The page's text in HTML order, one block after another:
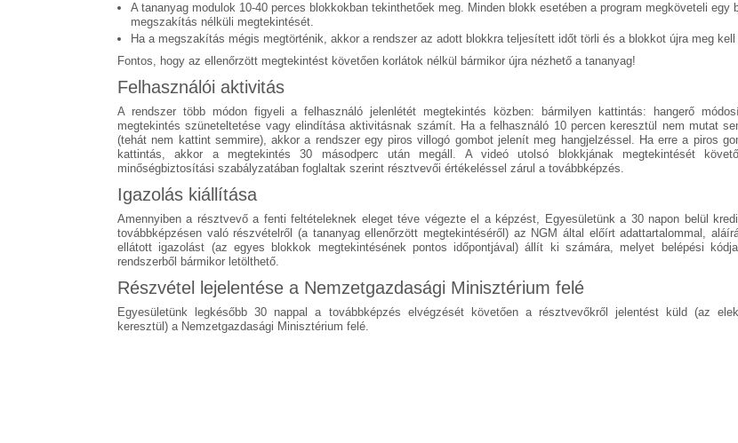
A tananyag modulok 10-40 perces blokkokban tekinthetőek meg. Minden blokk esetében a program megköveteli egy
megszakítás nélküli megtekintését.
Ha a megszakítás mégis megtörténik, akkor a rendszer az adott blokkra teljesített időt törli és a blokkot újra meg kell
Fontos, hogy az ellenőrzött megtekintést követően korlátok nélkül bármikor újra nézhető a tananyag!
Felhasználói aktivitás
A rendszer több módon figyeli a felhasználó jelenlétét megtekintés közben: bármilyen kattintás: hangerő
megtekintés szüneteltetése vagy elindítása aktivitásnak számít. Ha a felhasználó 10 percen keresztül nem mutat
(tehát nem kattint semmire), akkor a rendszer egy piros villogó gombot jelenít meg hangjelzéssel. Ha erre a piros
kattintás, akkor a megtekintés 30 másodperc után megáll. A videó utolsó blokkjának megtekintését
minőségbiztosítási szabályzatában foglaltak szerint résztvevői értékeléssel zárul a továbbképzés.
Igazolás kiállítása
Amennyiben a résztvevő a fenti feltételeknek eleget téve végezte el a képzést, Egyesületünk a 30 napon belül
továbbképzésen való részvételről (a tananyag ellenőrzött megtekintéséről) az NGM által előírt adattartalommal,
ellátott igazolást (az egyes blokkok megtekintésének pontos időpontjával) állít ki számára, melyet belépési
rendszerből bármikor letölthető.
Részvétel lejelentése a Nemzetgazdasági Minisztérium felé
Egyesületünk legkésőbb 30 nappal a továbbképzés elvégzését követően a résztvevőkről jelentést küld (az
keresztül) a Nemzetgazdasági Minisztérium felé.